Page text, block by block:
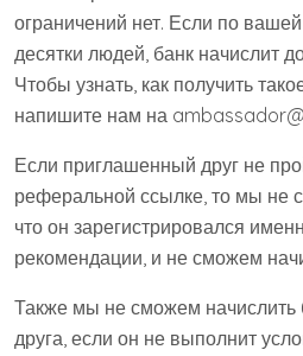
ограничений нет. Если по
десятки людей, банк начислит
Чтобы узнать, как получить
напишите нам на
Если приглашенный друг не
реферальной ссылке, то мы не
что он зарегистрировался
рекомендации, и не сможем
Также мы не сможем начислить
друга, если он не выполнит